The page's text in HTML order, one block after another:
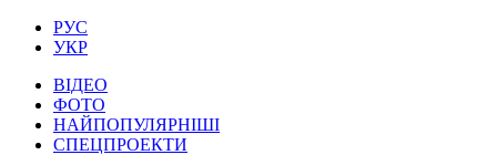
РУС
УКР
ВІДЕО
ФОТО
НАЙПОПУЛЯРНІШІ
СПЕЦПРОЕКТИ